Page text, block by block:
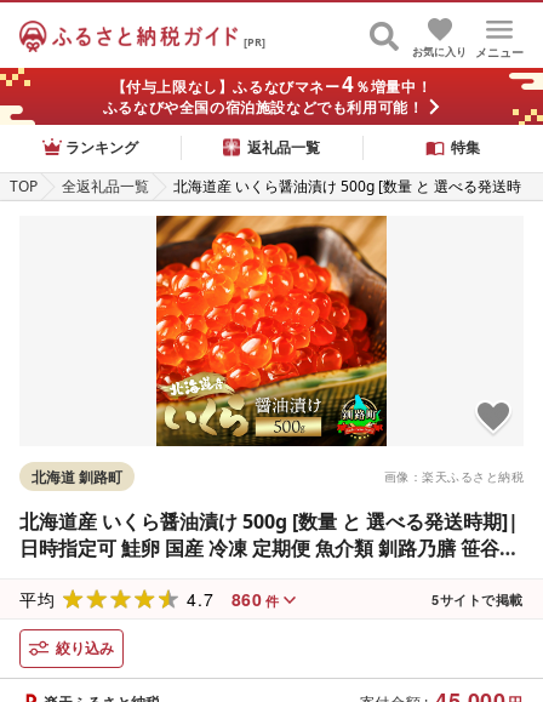
[PR]
メニュー
お気に入り
【付与上限なし】ふるなびマネー4％増量中！
ふるなびや全国の宿泊施設などでも利用可能！
ランキング
返礼品一覧
特集
TOP
全返礼品一覧
北海道産 いくら醤油漬け 500g [数量 と 選べる発送時
期]|日時指定可 鮭卵 国産 冷凍 定期便 魚介類 釧路乃膳
笹谷商店 釧之助本店 発送 すぐ届く 釧路町 釧路超 特産
品 br01 br04
画像：楽天ふるさと納税
北海道 釧路町
北海道産 いくら醤油漬け 500g [数量 と 選べる発送時期]|
日時指定可 鮭卵 国産 冷凍 定期便 魚介類 釧路乃膳 笹谷商
br04
平均 4.7 860 件 5サイトで掲載
絞り込み